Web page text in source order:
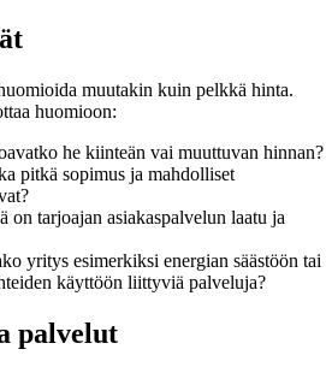
muutakin kuin pelkkä hinta.
huomioon:
he kiinteän vai muuttuvan hinnan?
pitkä sopimus ja mahdolliset
on tarjoajan asiakaspalvelun laatu ja
yritys esimerkiksi energian säästöön tai
käyttöön liittyviä palveluja?
palvelut